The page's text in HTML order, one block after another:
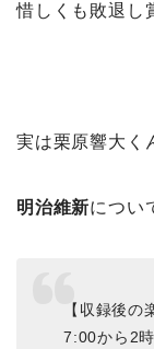
惜しくも敗退し
実は栗原響大く
明治維新につい
【収録後の
7:00から2